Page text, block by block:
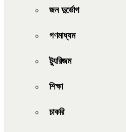
জন দুর্ভোগ
গণমাধ্যম
ট্যুরিজম
শিক্ষা
চাকরি